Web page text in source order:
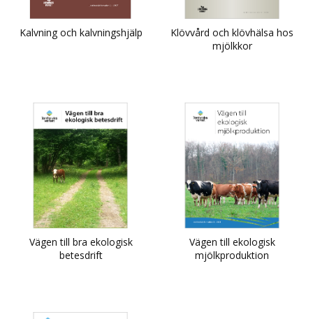
Kalvning och kalvningshjälp
Klövvård och klövhälsa hos
mjölkkor
Vägen till bra ekologisk
betesdrift
Vägen till ekologisk
mjölkproduktion